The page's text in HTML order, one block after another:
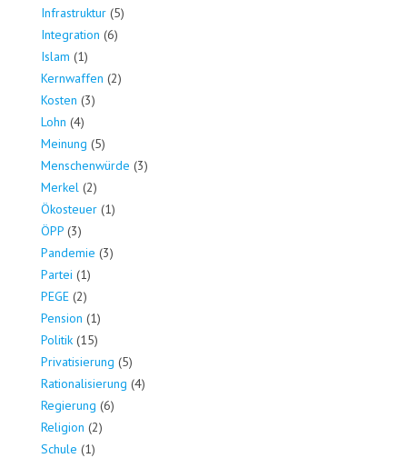
Infrastruktur (5)
Integration (6)
Islam (1)
Kernwaffen (2)
Kosten (3)
Lohn (4)
Meinung (5)
Menschenwürde (3)
Merkel (2)
Ökosteuer (1)
ÖPP (3)
Pandemie (3)
Partei (1)
PEGE (2)
Pension (1)
Politik (15)
Privatisierung (5)
Rationalisierung (4)
Regierung (6)
Religion (2)
Schule (1)